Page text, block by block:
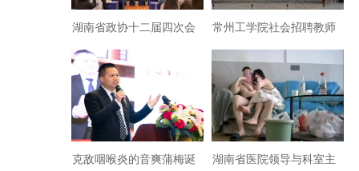
湖南省政协十二届四次会
议开幕 九三李少阳报到期
间调研支社组织生活
常州工学院社会招聘教师
变成“内部消化”有何猫
腻？
克敌咽喉炎的音爽蒲梅诞 湖南省医院领导与科室主